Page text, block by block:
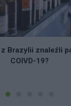
Brazylii znaleźli
COIVD-19?